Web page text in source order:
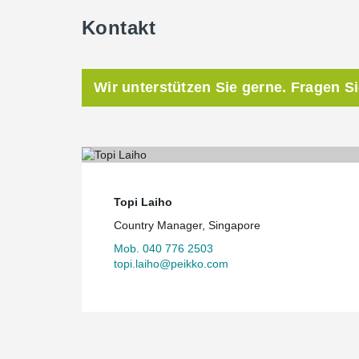
Kontakt
Wir unterstützen Sie gerne. Fragen
Topi Laiho
Country Manager, Singapore
Mob. 040 776 2503
topi.laiho@peikko.com